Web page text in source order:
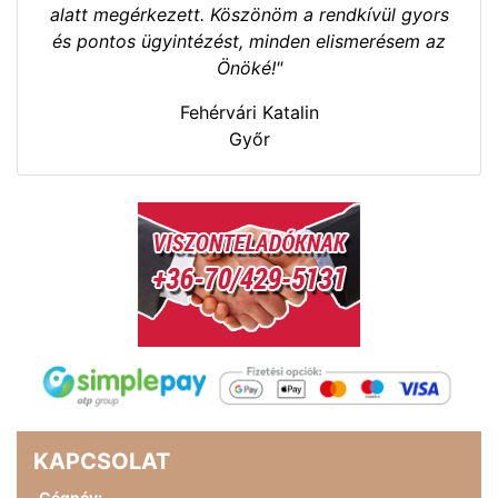
alatt megérkezett. Köszönöm a rendkívül gyors
és pontos ügyintézést, minden elismerésem az
Önöké!"
Fehérvári Katalin
Győr
KAPCSOLAT